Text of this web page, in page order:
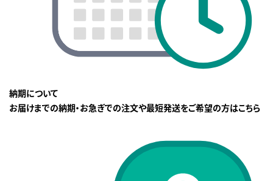
納期について
お届けまでの納期・お急ぎでの注文や最短発送をご希望の方はこちら